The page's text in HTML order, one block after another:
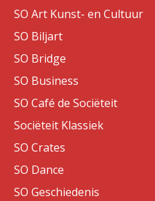
SO Art Kunst- en Cultuur
SO Biljart
SO Bridge
SO Business
SO Café de Sociëteit
Sociëteit Klassiek
SO Crates
SO Dance
SO Geschiedenis